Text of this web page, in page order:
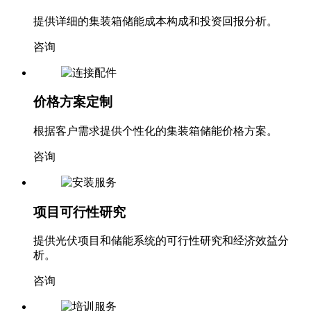
提供详细的集装箱储能成本构成和投资回报分析。
咨询
价格方案定制
根据客户需求提供个性化的集装箱储能价格方案。
咨询
项目可行性研究
提供光伏项目和储能系统的可行性研究和经济效益分
析。
咨询